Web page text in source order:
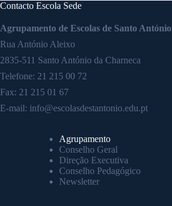
Contacto Escola Sede
Agrupamento de Escolas de Santo António
Rua António Aleixo
2835-511 Santo António da Charneca
Telefone: 21 215 00 72
Fax: 21 215 01 67
E-mail: info@escolasdestantonio.edu.pt
Agrupamento
Conselho Geral
Direção Executiva
Conselho Pedagógico
Newsletter